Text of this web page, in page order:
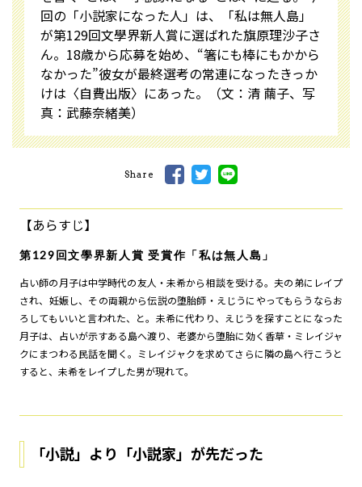
回の「小説家になった人」は、「私は無人島」
が第129回文學界新人賞に選ばれた旗原理沙子さ
ん。18歳から応募を始め、“箸にも棒にもかから
なかった”彼女が最終選考の常連になったきっか
けは〈自費出版〉にあった――。（文：清 繭子、写
真：武藤奈緒美）
Share
【あらすじ】
第129回文學界新人賞 受賞作「私は無人島」
占い師の月子は中学時代の友人・未希から相談を受ける。夫の弟にレイプ
され、妊娠し、その両親から伝説の堕胎師・えじうにやってもらうならお
ろしてもいいと言われた、と。未希に代わり、えじうを探すことになった
月子は、占いが示すある島へ渡り、老婆から堕胎に効く香草・ミレイジャ
クにまつわる民話を聞く。ミレイジャクを求めてさらに隣の島へ行こうと
すると、未希をレイプした男が現れて――。
「小説」より「小説家」が先だった